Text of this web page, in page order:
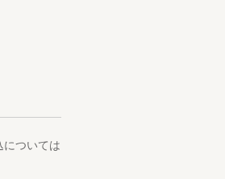
ついては